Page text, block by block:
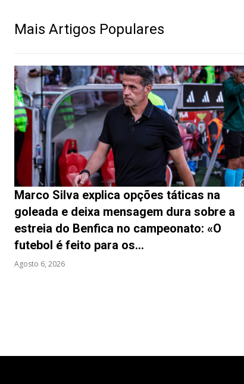
Mais Artigos Populares
Marco Silva explica opções táticas na
goleada e deixa mensagem dura sobre a
estreia do Benfica no campeonato: «O
futebol é feito para os...
Agosto 6, 2026